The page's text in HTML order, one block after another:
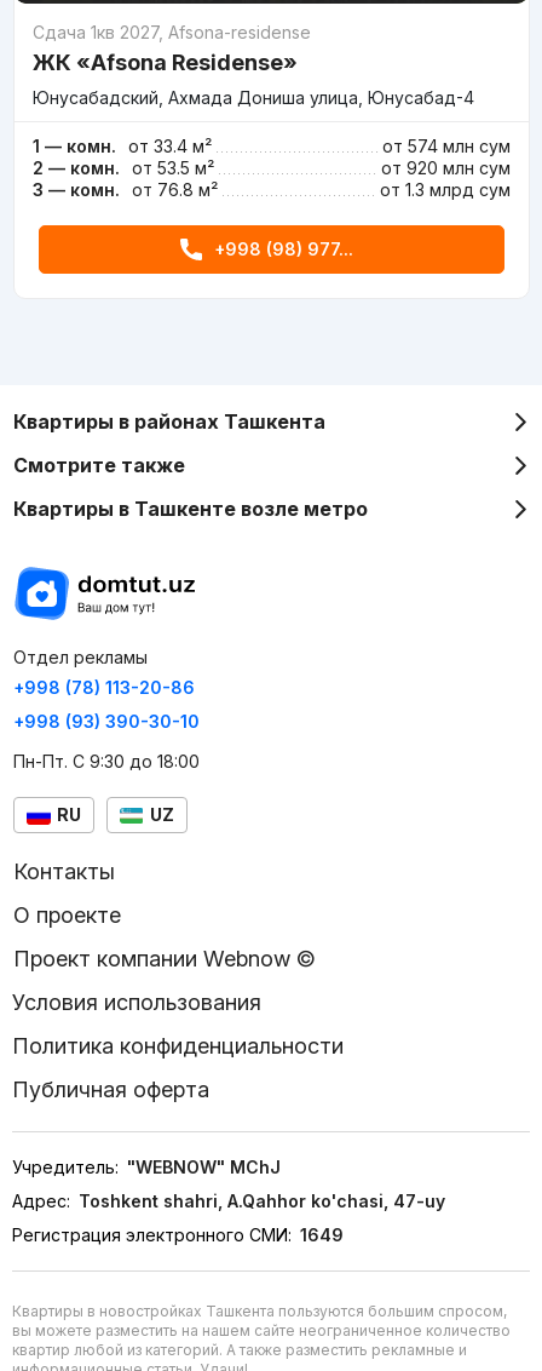
Сдача 1кв 2027, Afsona-residense
ЖК «Afsona Residense»
Юнусабадский, Ахмада Дониша улица, Юнусабад-4
1 — комн. от 33.4 м² от 574 млн сум
2 — комн.
от 53.5 м² от 920 млн сум
3 — комн.
от 76.8 м² от 1.3 млрд сум
+998 (98) 977...
Квартиры в районах Ташкента
Смотрите также
Квартиры в Ташкенте возле метро
Отдел рекламы
+998 (78) 113-20-86
+998 (93) 390-30-10
Пн-Пт. С 9:30 до 18:00
RU UZ
Контакты
О проекте
Проект компании Webnow ©
Условия использования
Политика конфиденциальности
Публичная оферта
Учредитель: "WEBNOW" MChJ
Адрес: Toshkent shahri, A.Qahhor ko'chasi, 47-uy
Регистрация электронного СМИ: 1649
Квартиры в новостройках Ташкента пользуются большим спросом,
вы можете разместить на нашем сайте неограниченное количество
квартир любой из категорий. А также разместить рекламные и